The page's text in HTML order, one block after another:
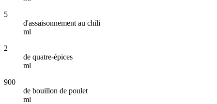
5
d'assaisonnement au chili
ml
2
de quatre-épices
ml
900
de bouillon de poulet
ml